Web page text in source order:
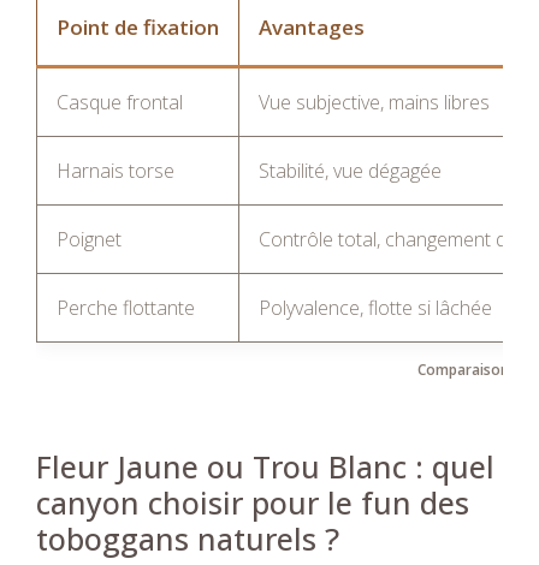
Comparaison
Point de fixation Avantages
Casque frontal Vue subjective, mains libres
Harnais torse Stabilité, vue dégagée
Poignet Contrôle total, changement
Perche flottante Polyvalence, flotte si lâchée
Fleur Jaune ou Trou Blanc : quel
canyon choisir pour le fun des
toboggans naturels ?